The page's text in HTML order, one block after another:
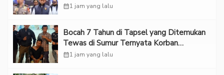
calendar_month1 jam yang lalu
Bocah 7 Tahun di Tapsel yang Ditemukan
Tewas di Sumur Ternyata Korban
Kekerasan Seksual
calendar_month1 jam yang lalu